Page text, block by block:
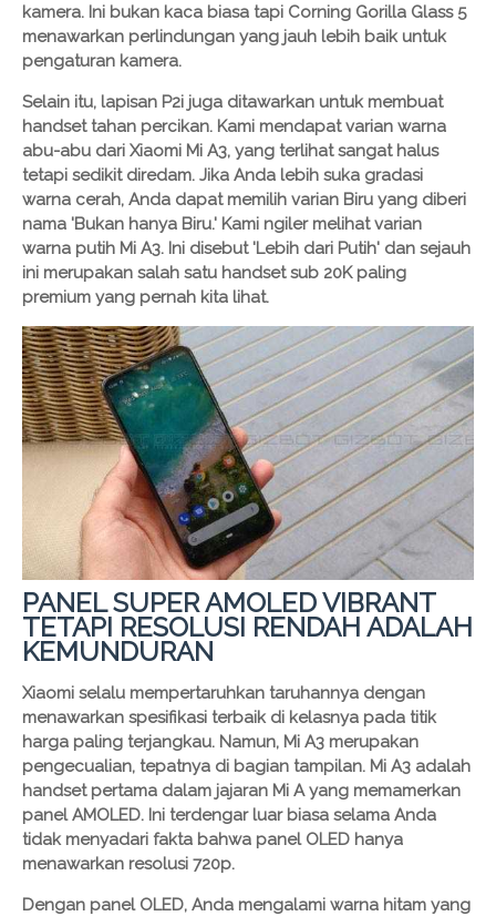
kamera. Ini bukan kaca biasa tapi Corning Gorilla Glass 5
menawarkan perlindungan yang jauh lebih baik untuk
pengaturan kamera.
Selain itu, lapisan P2i juga ditawarkan untuk membuat
handset tahan percikan. Kami mendapat varian warna
abu-abu dari Xiaomi Mi A3, yang terlihat sangat halus
tetapi sedikit diredam. Jika Anda lebih suka gradasi
warna cerah, Anda dapat memilih varian Biru yang diberi
nama 'Bukan hanya Biru.' Kami ngiler melihat varian
warna putih Mi A3. Ini disebut 'Lebih dari Putih' dan sejauh
ini merupakan salah satu handset sub 20K paling
premium yang pernah kita lihat.
PANEL SUPER AMOLED VIBRANT
TETAPI RESOLUSI RENDAH ADALAH
KEMUNDURAN
Xiaomi selalu mempertaruhkan taruhannya dengan
menawarkan spesifikasi terbaik di kelasnya pada titik
harga paling terjangkau. Namun, Mi A3 merupakan
pengecualian, tepatnya di bagian tampilan. Mi A3 adalah
handset pertama dalam jajaran Mi A yang memamerkan
panel AMOLED. Ini terdengar luar biasa selama Anda
tidak menyadari fakta bahwa panel OLED hanya
menawarkan resolusi 720p.
Dengan panel OLED, Anda mengalami warna hitam yang